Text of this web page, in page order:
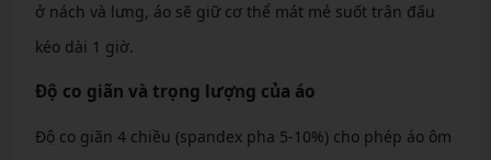
ở nách và lưng, áo sẽ giữ cơ thể mát mẻ suốt trận đấu
kéo dài 1 giờ.
Độ co giãn và trọng lượng của áo
Độ co giãn 4 chiều (spandex pha 5-10%) cho phép áo ôm